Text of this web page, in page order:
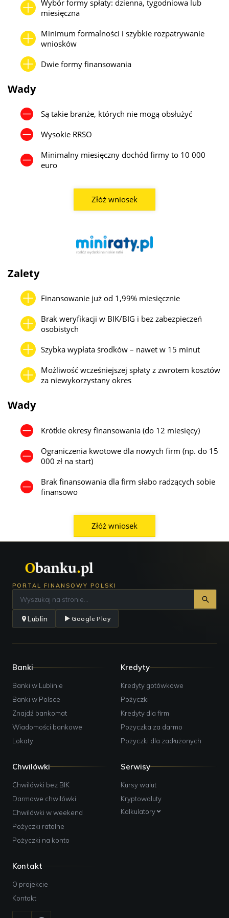
Adres:Narutowicza 27, Lublin;
Kontakt:
22 438 41 41;
Godziny pracy:pn-pt: 08:30-16:30;
Nest Bank
Kontakt:
Godziny pracy:
Wybór formy spłaty: dzienna, tygodniowa lub
miesięczna
Minimum formalności i szybkie rozpatrywanie
wniosków
Dwie formy finansowania
Wady
Są takie branże, których nie mogą obsłużyć
Wysokie RRSO
Minimalny miesięczny dochód firmy to 10 000
euro
Złóż wniosek
Zalety
Finansowanie już od 1,99% miesięcznie
Brak weryfikacji w BIK/BIG i bez zabezpieczeń
osobistych
Szybka wypłata środków – nawet w 15 minut
Możliwość wcześniejszej spłaty z zwrotem kosztów
za niewykorzystany okres
Wady
Krótkie okresy finansowania (do 12 miesięcy)
Ograniczenia kwotowe dla nowych firm (np. do 15
000 zł na start)
Brak finansowania dla firm słabo radzących sobie
finansowo
Złóż wniosek
PORTAL FINANSOWY POLSKI
Lublin Google Play
Banki
Banki w Lublinie
Banki w Polsce
Znajdź bankomat
Wiadomości bankowe
Lokaty
Kredyty
Kredyty gotówkowe
Pożyczki
Kredyty dla firm
Pożyczka za darmo
Pożyczki dla zadłużonych
Chwilówki
Chwilówki bez BIK
Darmowe chwilówki
Chwilówki w weekend
Pożyczki ratalne
Pożyczki na konto
Serwisy
Kursy walut
Kryptowaluty
Kalkulatory
Kontakt
O projekcie
Kontakt